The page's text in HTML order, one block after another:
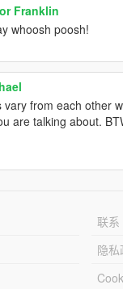
Franklin
whoosh poosh!
from each other
are talking about.
联系
隐私